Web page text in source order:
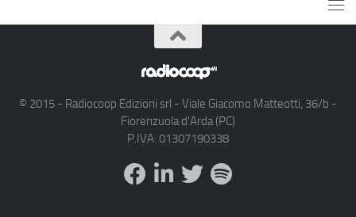
© 2015 - Radiocoop Edizioni srl - Viale Giacomo Matteotti, 36/b -
Fiorenzuola d'Arda (PC)
P.IVA: 01307190338